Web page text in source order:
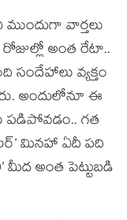
ముందుగా వార్తలు
అంత రేటా..
వ్యక్తం
అందులోనూ ఈ
పడిపోవడం.. గత
మినహా ఏదీ పది
మీద అంత పెట్టుబడి